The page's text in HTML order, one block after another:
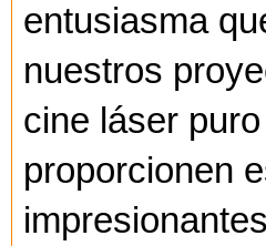
entusiasma
nuestros
cine láser
proporcionen